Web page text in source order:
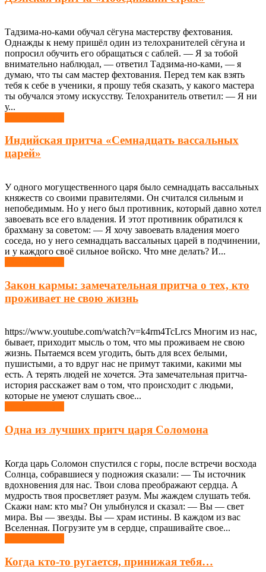
Тадзима-но-ками обучал сёгуна мастерству фехтования.
Однажды к нему пришёл один из телохранителей сёгуна и
попросил обучить его обращаться с саблей. — Я за тобой
внимательно наблюдал, — ответил Тадзима-но-ками, — я
думаю, что ты сам мастер фехтования. Перед тем как взять
тебя к себе в ученики, я прошу тебя сказать, у какого мастера
ты обучался этому искусству. Телохранитель ответил: — Я ни
у...
Индийская притча «Семнадцать вассальных
царей»
У одного могущественного царя было семнадцать вассальных
княжеств со своими правителями. Он считался сильным и
непобедимым. Но у него был противник, который давно хотел
завоевать все его владения. И этот противник обратился к
брахману за советом: — Я хочу завоевать владения моего
соседа, но у него семнадцать вассальных царей в подчинении,
и у каждого своё сильное войско. Что мне делать? И...
Закон кармы: замечательная притча о тех, кто
проживает не свою жизнь
https://www.youtube.com/watch?v=k4rm4TcLrcs Многим из нас,
бывает, приходит мысль о том, что мы проживаем не свою
жизнь. Пытаемся всем угодить, быть для всех белыми,
пушистыми, а то вдруг нас не примут такими, какими мы
есть. А терять людей не хочется. Эта замечательная притча-
история расскажет вам о том, что происходит с людьми,
которые не умеют слушать свое...
Одна из лучших притч царя Соломона
Когда царь Соломон спустился с горы, после встречи восхода
Солнца, собравшиеся у подножия сказали: — Ты источник
вдохновения для нас. Твои слова преображают сердца. А
мудрость твоя просветляет разум. Мы жаждем слушать тебя.
Скажи нам: кто мы? Он улыбнулся и сказал: — Вы — свет
мира. Вы — звезды. Вы — храм истины. В каждом из вас
Вселенная. Погрузите ум в сердце, спрашивайте свое...
Когда кто-то ругается, принижая тебя…